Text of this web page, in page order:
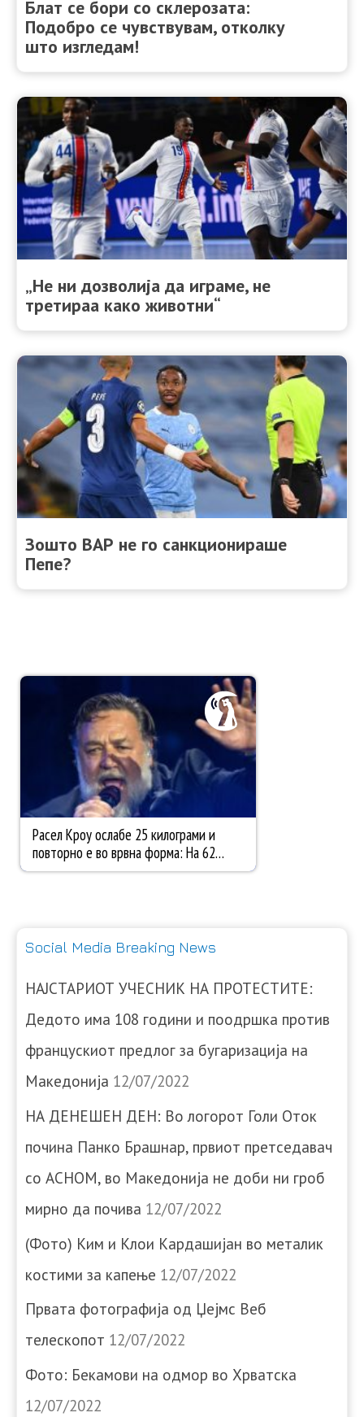
Блат се бори со склерозата:
Подобро се чувствувам, отколку
што изгледам!
„Не ни дозволија да играме, не
третираа како животни“
Зошто ВАР не го санкционираше
Пепе?
Social Media Breaking News
НАЈСТАРИОТ УЧЕСНИК НА ПРОТЕСТИТЕ:
Дедото има 108 години и поодршка против
францускиот предлог за бугаризација на
Македонија 12/07/2022
НА ДЕНЕШЕН ДЕН: Во логорот Голи Оток
почина Панко Брашнар, првиот претседавач
со АСНОМ, во Македонија не доби ни гроб
мирно да почива 12/07/2022
(Фото) Ким и Клои Кардашијан во металик
костими за капење 12/07/2022
Првата фотографија од Џејмс Веб
телескопот 12/07/2022
Фото: Бекамови на одмор во Хрватска
12/07/2022